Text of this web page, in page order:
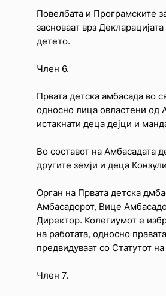
Повелбата и
засноваат врз
детето.
Член 6.
Првата детска амбасада во
односно лица овластени од
истакнати деца дејци и
Во составот на Амбасадата
другите земји и деца
Орган на Првата детска
Амбасадорот, Вице
Директор. Колегиумот е
на работата, односно
предвидуваат со Статутот
Член 7.